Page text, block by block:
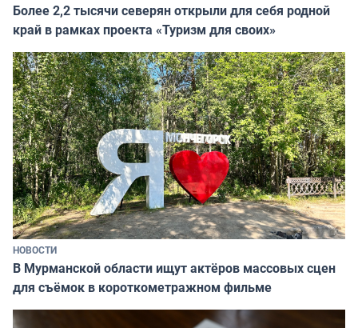
Более 2,2 тысячи северян открыли для себя родной
край в рамках проекта «Туризм для своих»
НОВОСТИ
В Мурманской области ищут актёров массовых сцен
для съёмок в короткометражном фильме